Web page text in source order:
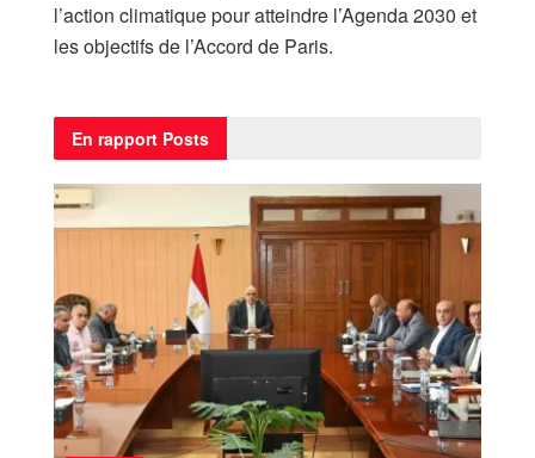
l’action climatique pour atteindre l’Agenda 2030 et
les objectifs de l’Accord de Paris.
En rapport Posts